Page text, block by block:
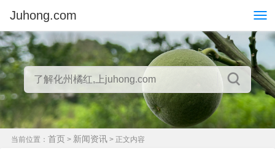
Juhong.com
当前位置： 首页 > 新闻资讯 > 正文内容